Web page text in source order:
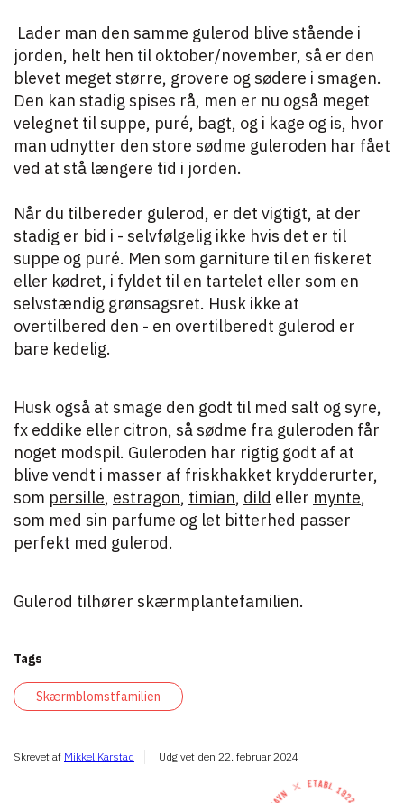
Lader man den samme gulerod blive stående i
jorden, helt hen til oktober/november, så er den
blevet meget større, grovere og sødere i smagen.
Den kan stadig spises rå, men er nu også meget
velegnet til suppe, puré, bagt, og i kage og is, hvor
man udnytter den store sødme guleroden har fået
ved at stå længere tid i jorden.
Når du tilbereder gulerod, er det vigtigt, at der
stadig er bid i - selvfølgelig ikke hvis det er til
suppe og puré. Men som garniture til en fiskeret
eller kødret, i fyldet til en tartelet eller som en
selvstændig grønsagsret. Husk ikke at
overtilbered den - en overtilberedt gulerod er
bare kedelig.
Husk også at smage den godt til med salt og syre,
fx eddike eller citron, så sødme fra guleroden får
noget modspil. Guleroden har rigtig godt af at
blive vendt i masser af friskhakket krydderurter,
som persille, estragon, timian, dild eller mynte,
som med sin parfume og let bitterhed passer
perfekt med gulerod.
Gulerod tilhører skærmplantefamilien.
Tags
Skærmblomstfamilien
Skrevet af Mikkel Karstad Udgivet den 22. februar 2024